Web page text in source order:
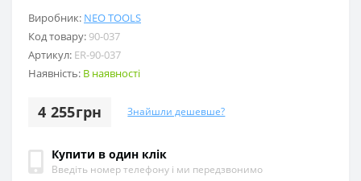
Виробник: NEO TOOLS
Код товару: 90-037
Артикул: ER-90-037
Наявність: В наявності
4 255грн Знайшли дешевше?
Купити в один клік
Введіть номер телефону і ми передзвонимо